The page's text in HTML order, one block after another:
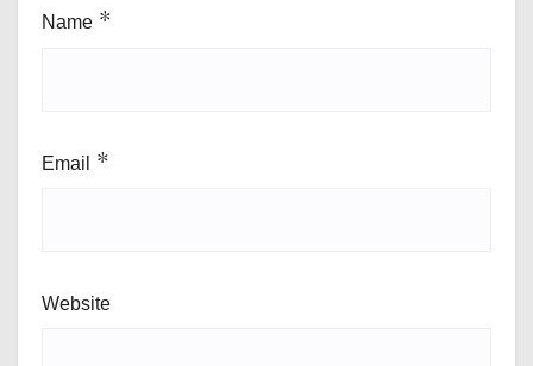
Name *
Email *
Website